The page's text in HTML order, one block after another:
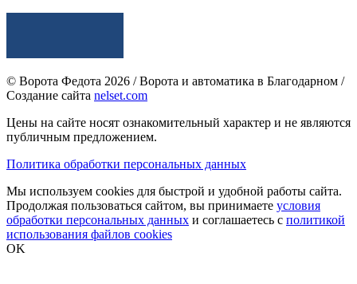
© Ворота Федота 2026 / Ворота и автоматика в Благодарном /
Создание сайта nelset.com
Цены на сайте носят ознакомительный характер и не являются
публичным предложением.
Политика обработки персональных данных
Мы используем cookies для быстрой и удобной работы сайта.
Продолжая пользоваться сайтом, вы принимаете условия
обработки персональных данных и соглашаетесь с политикой
использования файлов cookies
OK